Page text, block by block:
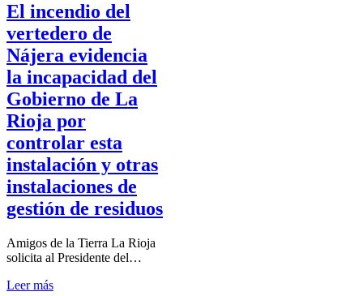
El incendio del
vertedero de
Nájera evidencia
la incapacidad del
Gobierno de La
Rioja por
controlar esta
instalación y otras
instalaciones de
gestión de residuos
Amigos de la Tierra La Rioja
solicita al Presidente del…
Leer más